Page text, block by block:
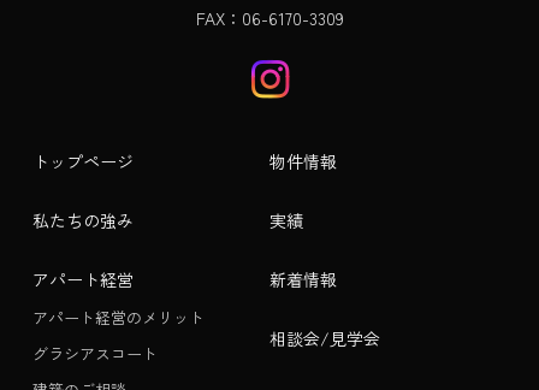
FAX：06-6170-3309
トップページ
私たちの強み
アパート経営
アパート経営のメリット
グラシアスコート
物件情報
実績
新着情報
相談会/見学会